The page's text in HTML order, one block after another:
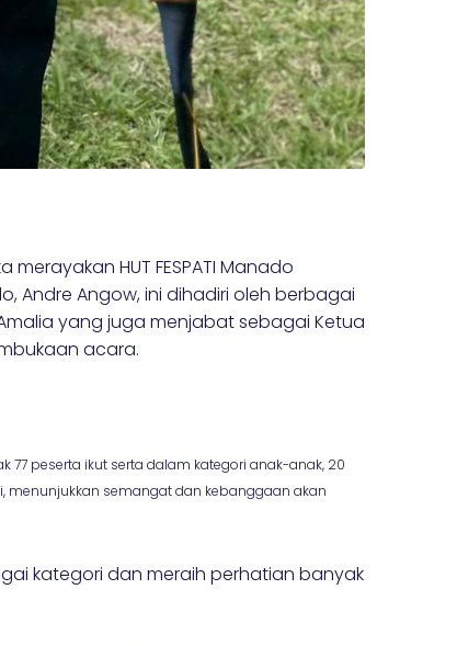
HUT FESPATI Manado
Andre Angow, ini dihadiri oleh berbagai
yang juga menjabat sebagai Ketua
acara.
peserta ikut serta dalam kategori anak-anak, 20
menunjukkan semangat dan kebanggaan akan
kategori dan meraih perhatian banyak